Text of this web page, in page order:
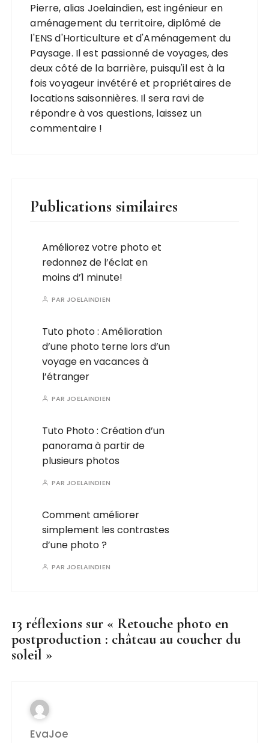
Pierre, alias Joelaindien, est ingénieur en
aménagement du territoire, diplômé de
l'ENS d'Horticulture et d'Aménagement du
Paysage. Il est passionné de voyages, des
deux côté de la barrière, puisqu'il est à la
fois voyageur invétéré et propriétaires de
locations saisonnières. Il sera ravi de
répondre à vos questions, laissez un
commentaire !
Publications similaires
Améliorez votre photo et
redonnez de l’éclat en
moins d’1 minute!
PAR JOELAINDIEN
Tuto photo : Amélioration
d’une photo terne lors d’un
voyage en vacances à
l’étranger
PAR JOELAINDIEN
Tuto Photo : Création d’un
panorama à partir de
plusieurs photos
PAR JOELAINDIEN
Comment améliorer
simplement les contrastes
d’une photo ?
PAR JOELAINDIEN
13 réflexions sur « Retouche photo en
postproduction : château au coucher du
soleil »
EvaJoe